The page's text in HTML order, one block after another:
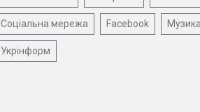
Соціальна мережа Facebook
Укрінформ